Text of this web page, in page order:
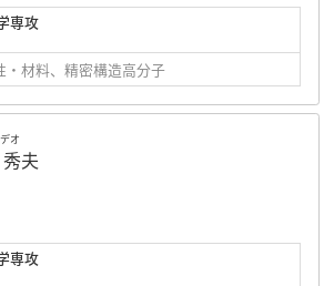
専攻
・材料、精密構造高分子
オ
夫
専攻